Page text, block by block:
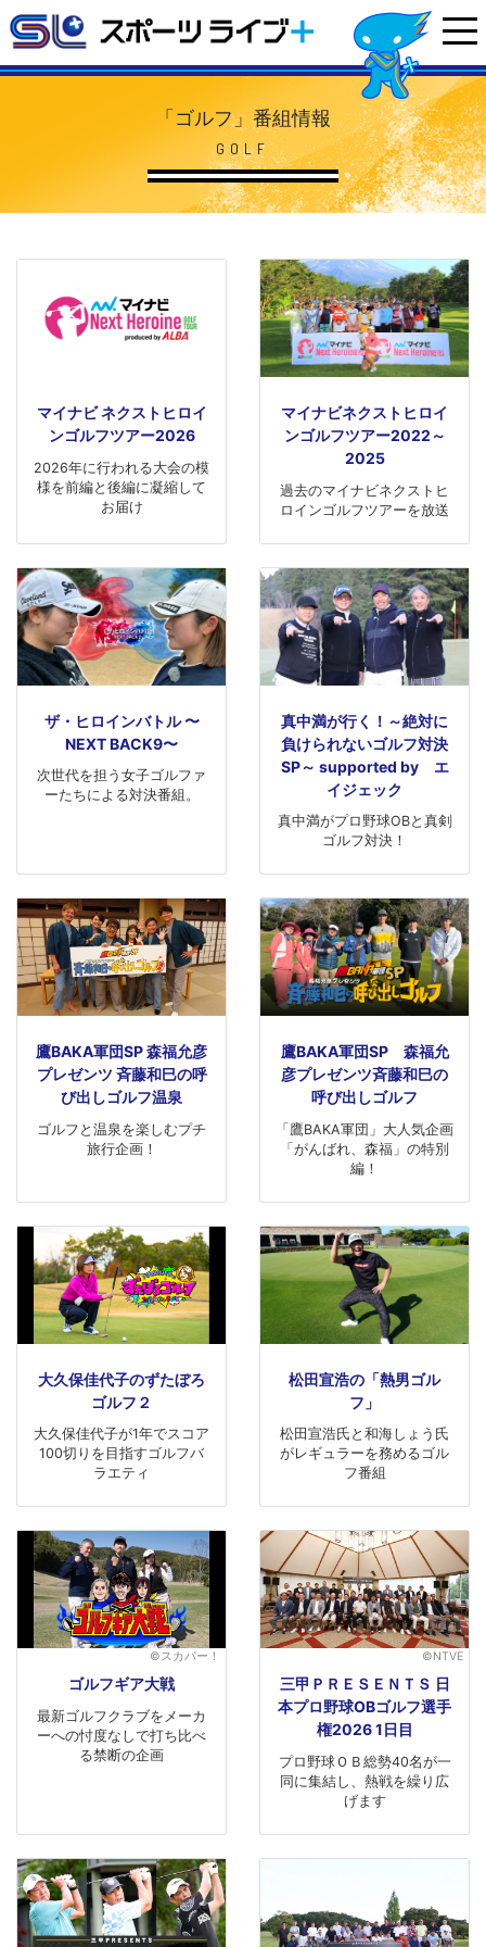
「ゴルフ」番組情報
GOLF
マイナビ ネクストヒロイ
ンゴルフツアー2026
2026年に行われる大会の模
様を前編と後編に凝縮して
お届け
マイナビネクストヒロイ
ンゴルフツアー2022～
2025
過去のマイナビネクストヒ
ロインゴルフツアーを放送
ザ・ヒロインバトル 〜
NEXT BACK9〜
次世代を担う女子ゴルファ
ーたちによる対決番組。
真中満が行く！～絶対に
負けられないゴルフ対決
SP～ supported by エ
イジェック
真中満がプロ野球OBと真剣
ゴルフ対決！
鷹BAKA軍団SP 森福允彦
プレゼンツ 斉藤和巳の呼
び出しゴルフ温泉
ゴルフと温泉を楽しむプチ
旅行企画！
鷹BAKA軍団SP 森福允
彦プレゼンツ斉藤和巳の
呼び出しゴルフ
「鷹BAKA軍団」大人気企画
「がんばれ、森福」の特別
編！
大久保佳代子のずたぼろ
ゴルフ２
大久保佳代子が1年でスコア
100切りを目指すゴルフバ
ラエティ
松田宣浩の「熱男ゴル
フ」
松田宣浩氏と和海しょう氏
がレギュラーを務めるゴル
フ番組
©スカパー！
ゴルフギア大戦
最新ゴルフクラブをメーカ
ーへの忖度なしで打ち比べ
る禁断の企画
©NTVE
三甲ＰＲＥＳＥＮＴＳ 日
本プロ野球OBゴルフ選手
権2026 1日目
プロ野球ＯＢ総勢40名が一
同に集結し、熱戦を繰り広
げます